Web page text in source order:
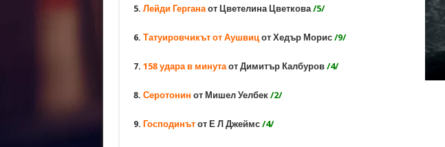
5. Лейди Герганаот Цветелина Цветкова/5/
6. Татуировчикът от Аушвиц от Хедър Морис /9/
7. 158 удара в минутаот Димитър Калбуров /4/
8. Серотонин от Мишел Уелбек /2/
9. Господинътот Е Л Джеймс /4/